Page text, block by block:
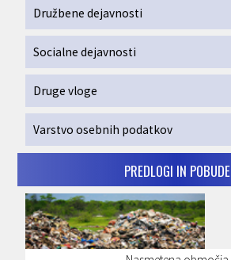
Družbene dejavnosti
Socialne dejavnosti
Druge vloge
Varstvo osebnih podatkov
PREDLOGI IN POBUDE